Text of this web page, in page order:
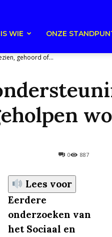
WIE ONZE
gehoord of...
887
0
Lees voor
Eerdere
onderzoeken van
het Sociaal en